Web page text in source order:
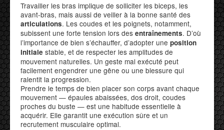
Travailler les bras implique de solliciter les biceps, les
avant-bras, mais aussi de veiller à la bonne santé des
articulations. Les coudes et les poignets, notamment,
subissent une forte tension lors des entraînements. D’où
l’importance de bien s’échauffer, d’adopter une position
initiale stable, et de respecter les amplitudes de
mouvement naturelles. Un geste mal exécuté peut
facilement engendrer une gêne ou une blessure qui
ralentit la progression.
Prendre le temps de bien placer son corps avant chaque
mouvement — épaules abaissées, dos droit, coudes
proches du buste — est une habitude essentielle à
acquérir. Elle garantit une exécution sûre et un
recrutement musculaire optimal.